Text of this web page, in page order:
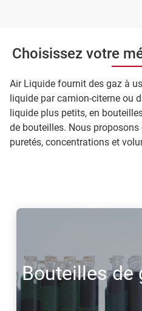
Choisissez votre
Air Liquide fournit des gaz à
liquide par camion-citerne ou
liquide plus petits, en
de bouteilles. Nous
puretés, concentrations et
Bouteilles de